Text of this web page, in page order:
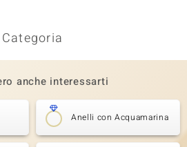
Categoria
anche interessarti
Anelli con Acquamarina